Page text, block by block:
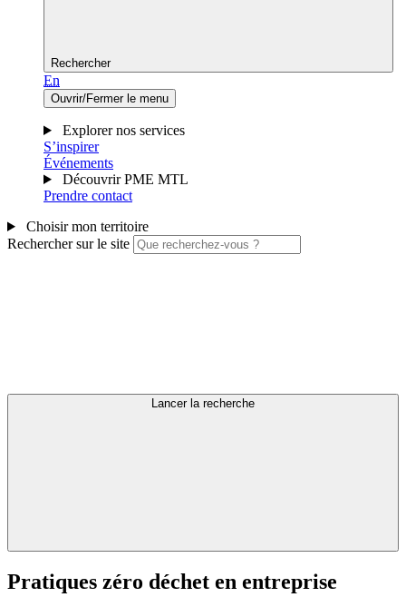
Rechercher
En
Ouvrir/Fermer le menu
Explorer nos services
S’inspirer
Événements
Découvrir PME MTL
Prendre contact
Choisir mon territoire
Rechercher sur le site
Lancer la recherche
Pratiques zéro déchet en entreprise